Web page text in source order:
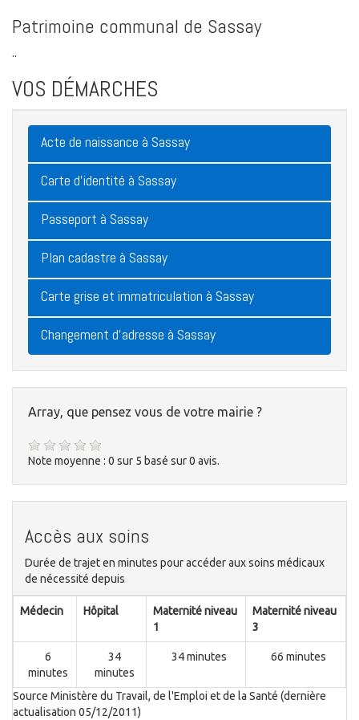
Patrimoine communal de Sassay
..
VOS DÉMARCHES
Acte de naissance à Sassay
Carte d'identité à Sassay
Passeport à Sassay
Plan cadastre à Sassay
Carte grise et immatriculation à Sassay
Changement d'adresse à Sassay
Array, que pensez vous de votre mairie ?
Note moyenne : 0 sur 5 basé sur0 avis.
Accès aux soins
Durée de trajet en minutes pour accéder aux soins médicaux
de nécessité depuis
Médecin Hôpital
Maternité niveau
1
Maternité niveau
3
6
minutes
34
minutes
34 minutes 66 minutes
Source Ministère du Travail, de l'Emploi et de la Santé (dernière
actualisation 05/12/2011)